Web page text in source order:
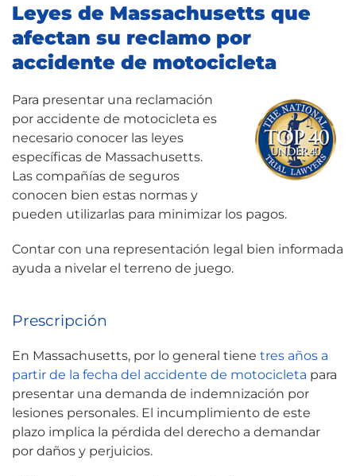
Leyes de Massachusetts que
afectan su reclamo por
accidente de motocicleta
Para presentar una reclamación
por accidente de motocicleta es
necesario conocer las leyes
específicas de Massachusetts.
Las compañías de seguros
conocen bien estas normas y
pueden utilizarlas para minimizar los pagos.
Contar con una representación legal bien informada
ayuda a nivelar el terreno de juego.
Prescripción
En Massachusetts, por lo general tiene tres años a
partir de la fecha del accidente de motocicleta para
presentar una demanda de indemnización por
lesiones personales. El incumplimiento de este
plazo implica la pérdida del derecho a demandar
por daños y perjuicios.